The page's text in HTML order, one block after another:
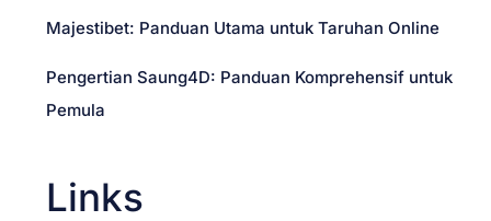
Majestibet: Panduan Utama untuk Taruhan Online
Pengertian Saung4D: Panduan Komprehensif untuk
Pemula
Links